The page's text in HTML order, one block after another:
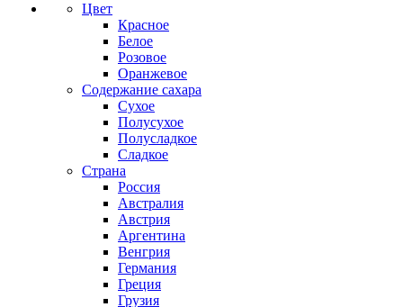
Цвет
Красное
Белое
Розовое
Оранжевое
Содержание сахара
Сухое
Полусухое
Полусладкое
Сладкое
Страна
Россия
Австралия
Австрия
Аргентина
Венгрия
Германия
Греция
Грузия